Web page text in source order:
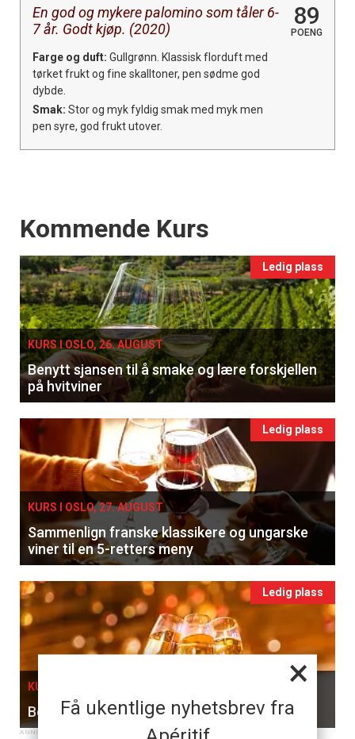
×
Få ukentlige nyhetsbrev fra
En god og mykere palomino som tåler 6-
7 år. Godt kjøp. (2020)
89
POENG
Farge og duft: Gullgrønn. Klassisk florduft med
tørket frukt og fine skalltoner, pen sødme god
dybde.
Smak: Stor og myk fyldig smak med myk men
pen syre, god frukt utover.
Events
Kommende Kurs
Ledig plass
KURS I OSLO, 26. AUGUST
Benytt sjansen til å smake og lære forskjellen
på hvitviner
Ledig plass
KURS I OSLO, 27. AUGUST
Sammenlign franske klassikere og ungarske
viner til en 5-retters meny
Ledig plass
KURS I OSLO, 05. SEPTEMBER
Bobler & Brunsj